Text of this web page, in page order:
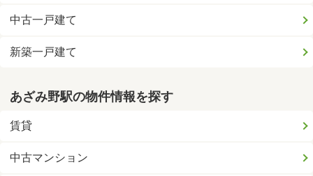
中古一戸建て
新築一戸建て
あざみ野駅の物件情報を探す
賃貸
中古マンション